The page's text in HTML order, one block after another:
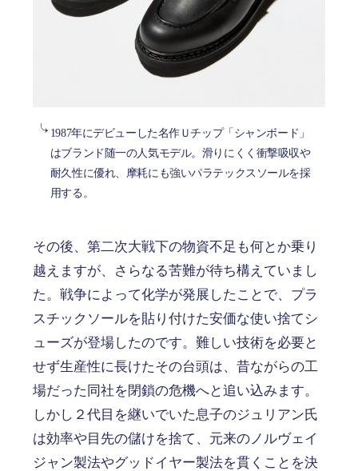
1987年にデビューした名作Ｕチップ「シャンボード」
はブランド随一の人気モデル。滑りにくく衝撃吸収や
耐久性に優れ、摩耗にも強いパラテックスソールを採
用する。
その後、第二次大戦下の物資不足も何とか乗り
越えますが、さらなる苦難が待ち構えていまし
た。戦争によって化学が発展したことで、プラ
スチックソールを貼り付けた安価な使い捨てシ
ューズが登場したのです。難しい技術を必要と
せず生産性に長けたその台頭は、昔ながらの工
場だった同社を閉鎖の危機へと追い込みます。
しかし２代目を継いでいた息子のジュリアン氏
は効率や目先の儲けを捨て、元来のノルヴェイ
ジャン製法やグッドイヤー製法を貫くことを決